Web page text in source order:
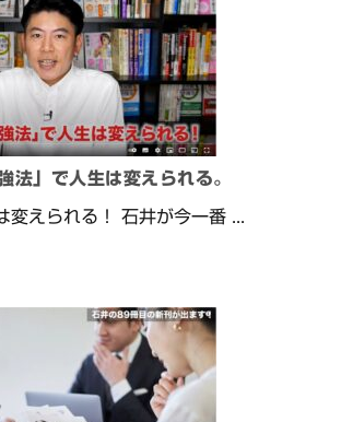
法」で人生は変えられる。
変えられる！ 石井が今一番 ...